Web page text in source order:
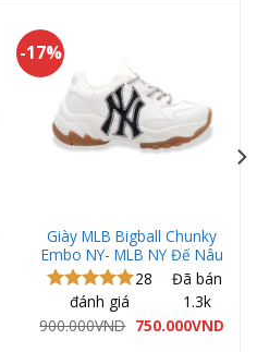
-17%
Giày MLB Bigball Chunky
Embo NY- MLB NY Đế Nâu
Được xếp
hạng5.00
28
đánh giá
Đã bán
1.3k
900.000VND Giá
750.000VNDGiá